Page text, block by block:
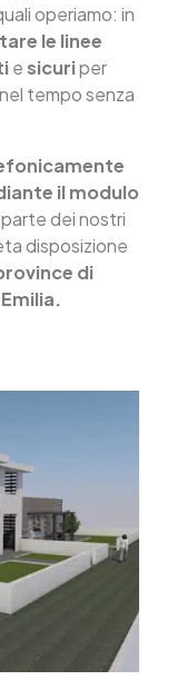
operiamo: in
le linee
esicuriper
tempo senza
il modulo
dei nostri
disposizione
di